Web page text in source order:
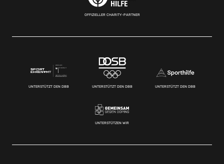
OFFIZIELLER CHARITY-PARTNER
UNTERSTÜTZT DEN DBB UNTERSTÜTZT DEN DBB UNTERSTÜTZT DEN DBB
UNTERSTÜTZEN WIR